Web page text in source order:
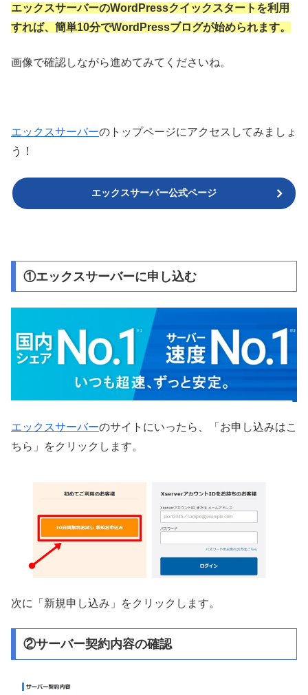
エックスサーバーのWordPressクイックスタートを利用
すれば、簡単10分でWordPressブログが始められます。
画像で確認しながら進めてみてくださいね。
エックスサーバーのトップページにアクセスしてみましょ
う！
エックスサーバー公式ページ
①エックスサーバーに申し込む
エックスサーバーのサイトにいったら、「お申し込みはこ
ちら」をクリックします。
次に「新規申し込み」をクリックします。
②サーバー契約内容の確認